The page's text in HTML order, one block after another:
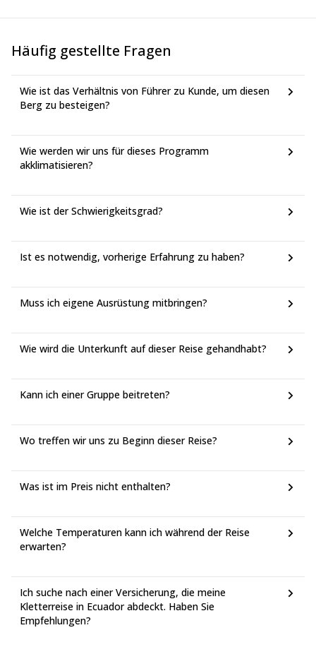
Häufig gestellte Fragen
Wie ist das Verhältnis von Führer zu Kunde, um diesen
Berg zu besteigen?
Wie werden wir uns für dieses Programm
akklimatisieren?
Wie ist der Schwierigkeitsgrad?
Ist es notwendig, vorherige Erfahrung zu haben?
Muss ich eigene Ausrüstung mitbringen?
Wie wird die Unterkunft auf dieser Reise gehandhabt?
Kann ich einer Gruppe beitreten?
Wo treffen wir uns zu Beginn dieser Reise?
Was ist im Preis nicht enthalten?
Welche Temperaturen kann ich während der Reise
erwarten?
Ich suche nach einer Versicherung, die meine
Kletterreise in Ecuador abdeckt. Haben Sie
Empfehlungen?